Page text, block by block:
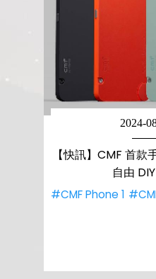
2024-
【快訊】CMF 首款
自由
#CMF Phone 1